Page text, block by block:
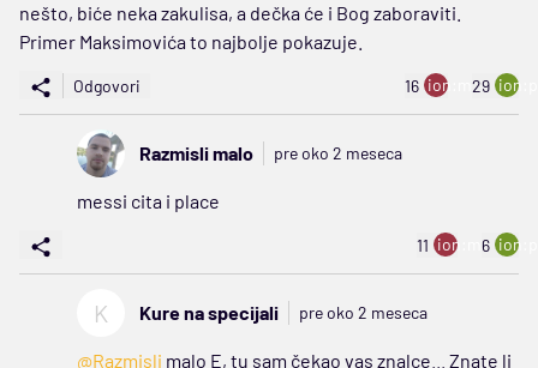
nešto, biće neka zakulisa, a dečka će i Bog zaboraviti.
Primer Maksimovića to najbolje pokazuje.
Odgovori 16 ion:minus
29
Razmisli malo pre oko 2 meseca
messi cita i place
11 ion:minus
6
K Kure na specijali pre oko 2 meseca
@Razmisli malo E, tu sam čekao vas znalce... Znate li